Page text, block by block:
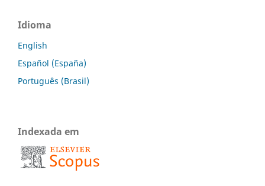
Idioma
English
Español (España)
Português (Brasil)
Indexada em